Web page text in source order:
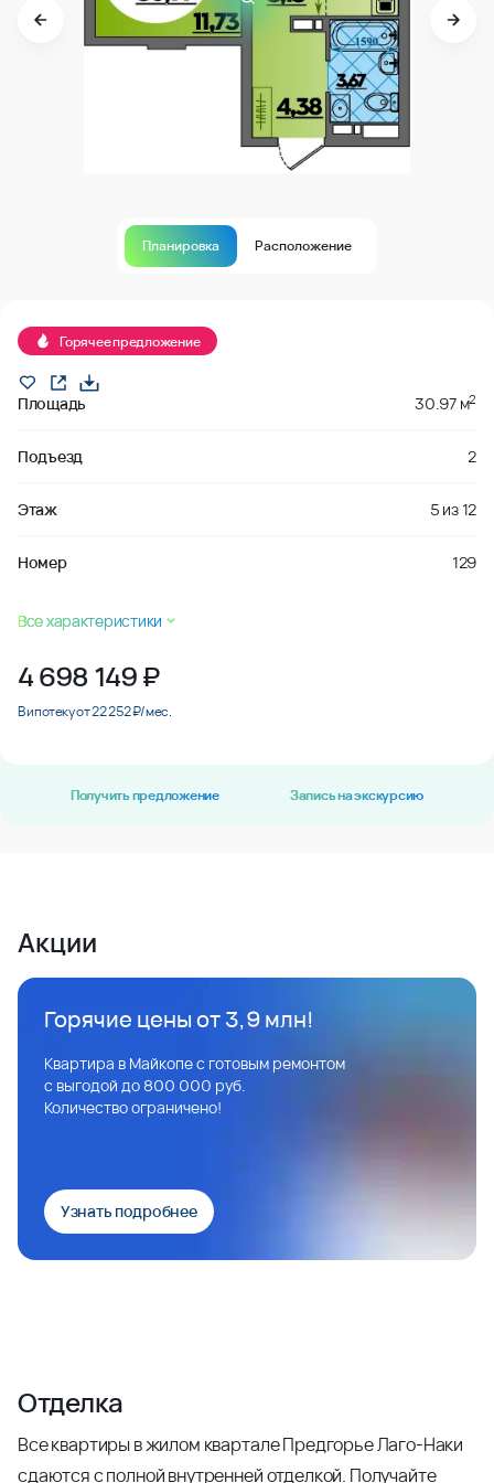
Планировка Расположение
Горячее предложение
Площадь 30.97 м2
Подъезд 2
Этаж 5 из12
Номер 129
Все характеристики
4 698 149₽
В ипотеку от 22 252 ₽/мес.
Получить предложение Запись на экскурсию
Акции
Горячие цены от 3,9 млн!
Квартира в Майкопе с готовым ремонтом
с выгодой до 800 000 руб.
Количество ограничено!
Узнать подробнее
Отделка
Все квартиры в жилом квартале Предгорье Лаго-Наки
сдаются с полной внутренней отделкой. Получайте